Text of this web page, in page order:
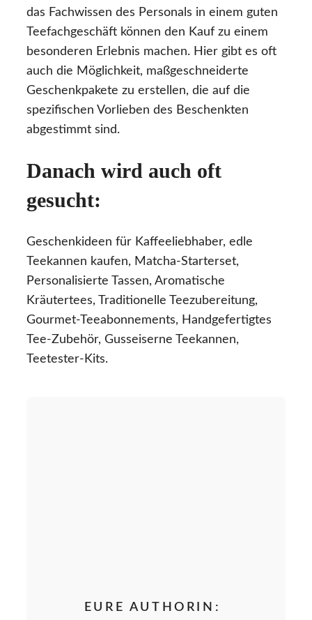
das Fachwissen des Personals in einem guten
Teefachgeschäft können den Kauf zu einem
besonderen Erlebnis machen. Hier gibt es oft
auch die Möglichkeit, maßgeschneiderte
Geschenkpakete zu erstellen, die auf die
spezifischen Vorlieben des Beschenkten
abgestimmt sind.
Danach wird auch oft
gesucht:
Geschenkideen für Kaffeeliebhaber, edle
Teekannen kaufen, Matcha-Starterset,
Personalisierte Tassen, Aromatische
Kräutertees, Traditionelle Teezubereitung,
Gourmet-Teeabonnements, Handgefertigtes
Tee-Zubehör, Gusseiserne Teekannen,
Teetester-Kits.
EURE AUTHORIN: